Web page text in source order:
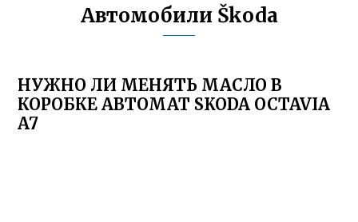
Автомобили Škoda
НУЖНО ЛИ МЕНЯТЬ МАСЛО В
КОРОБКЕ АВТОМАТ SKODA OCTAVIA
A7